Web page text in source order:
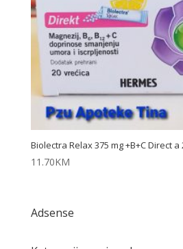
Biolectra Relax 375 mg +B+C Direct a
11.70KM
Adsense